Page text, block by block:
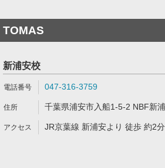
TOMAS
新浦安校
047-316-3759
千葉県浦安市入船1-5-2 NBF新
JR京葉線 新浦安より 徒歩 約2分